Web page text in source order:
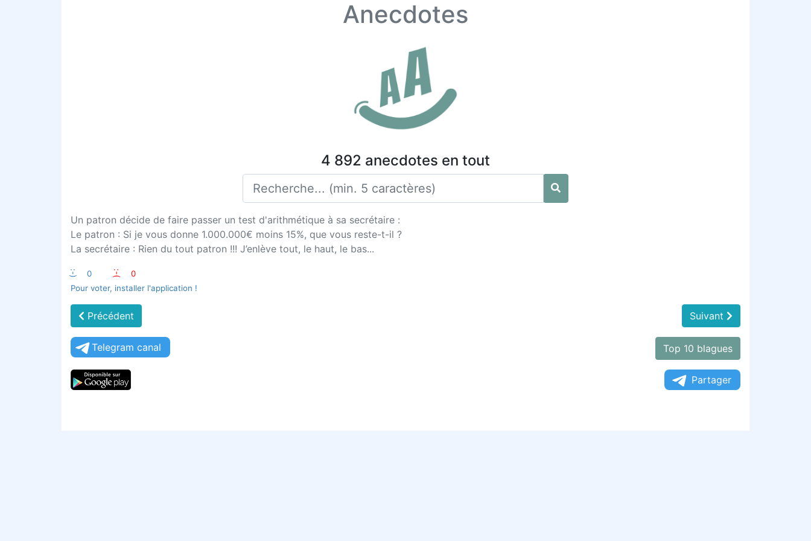
Anecdotes
4 892 anecdotes en tout
Un patron décide de faire passer un test d'arithmétique à sa secrétaire :
Le patron : Si je vous donne 1.000.000€ moins 15%, que vous reste-t-il ?
La secrétaire : Rien du tout patron !!! J’enlève tout, le haut, le bas...
:-) 0 :-(
0
Pour voter, installer l'application !
Précédent Suivant
Telegram canal Top 10 blagues
Partager